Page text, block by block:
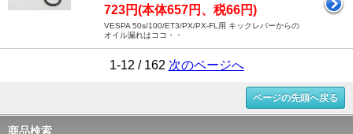
723円(本体657円、税66円)
VESPA 50s/100/ET3/PX/PX-FL用 キックレバーからの
オイル漏れはココ・・
1-12 / 162 次のページへ
ページの先頭へ戻る
商品検索